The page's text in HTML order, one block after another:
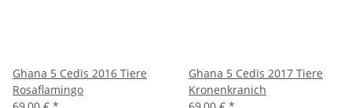
Ghana 5 Cedis 2016 Tiere
Rosaflamingo
Ghana 5 Cedis 2017 Tiere
Kronenkranich